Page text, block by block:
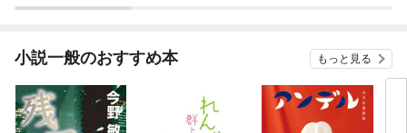
小説一般のおすすめ本 もっと見る